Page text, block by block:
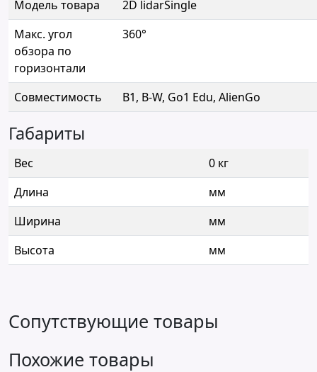
Модель товара
2D lidarSingle
Макс. угол
обзора по
горизонтали
360°
Совместимость B1, B-W, Go1 Edu, AlienGo
Габариты
Вес
0 кг
Длина
мм
Ширина
мм
Высота
мм
Сопутствующие товары
Похожие товары